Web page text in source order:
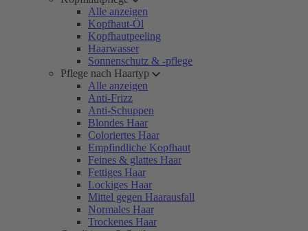
Alle anzeigen
Kopfhaut-Öl
Kopfhautpeeling
Haarwasser
Sonnenschutz & -pflege
Pflege nach Haartyp
Alle anzeigen
Anti-Frizz
Anti-Schuppen
Blondes Haar
Coloriertes Haar
Empfindliche Kopfhaut
Feines & glattes Haar
Fettiges Haar
Lockiges Haar
Mittel gegen Haarausfall
Normales Haar
Trockenes Haar